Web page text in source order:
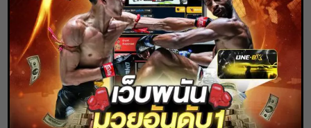
เลขสนุกคนดัง
เลขสนุกความเชื่อ
หวยสด
หน้าแบบไหน? ดีตามศาสตร์ ‘โหงวเฮ้ง’
Home
เลขสนุกความเชื่อ
หน้าแบบไหน? ดีตามศาสตร์ ‘โหงวเฮ้ง’
Content Writer
19 ก.พ. 2564